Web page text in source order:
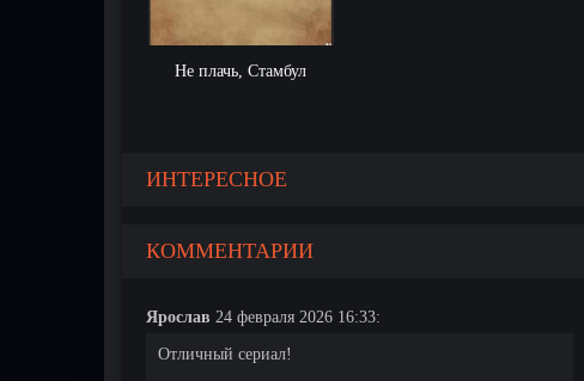
Не плачь, Стамбул
ИНТЕРЕСНОЕ
КОММЕНТАРИИ
Ярослав 24 февраля 2026 16:33:
Отличный сериал!
269 серия